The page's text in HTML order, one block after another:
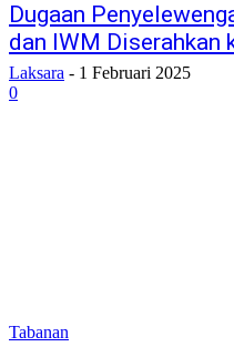
Dugaan
dan IWM Diserahkan
Laksara - 1 Februari 2025
0
Tabanan